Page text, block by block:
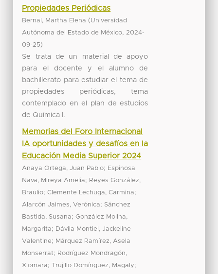
Propiedades Periódicas
Bernal, Martha Elena (Universidad
Autónoma del Estado de México, 2024-
09-25)
Se trata de un material de apoyo
para el docente y el alumno de
bachillerato para estudiar el tema de
propiedades periódicas, tema
contemplado en el plan de estudios
de Química I.
Memorias del Foro Internacional
IA oportunidades y desafíos en la
Educación Media Superior 2024
Anaya Ortega, Juan Pablo; Espinosa
Nava, Mireya Amelia; Reyes González,
Braulio;Clemente Lechuga, Carmina;
Alarcón Jaimes, Verónica; Sánchez
Bastida, Susana;González Molina,
Margarita; Dávila Montiel, Jackeline
Valentine; Márquez Ramírez, Asela
Monserrat; Rodríguez Mondragón,
Xiomara;Trujillo Domínguez, Magaly;